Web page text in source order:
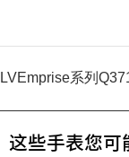
LVEmprise系列
这些手表您可